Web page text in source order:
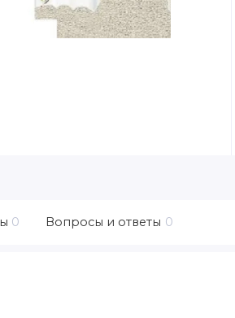
0 Вопросы и ответы 0